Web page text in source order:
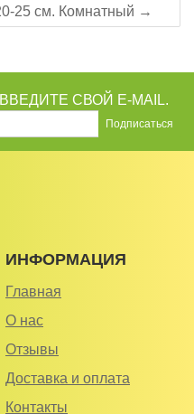
25 см. Комнатный →
СВОЙ E-MAIL.
ИНФОРМАЦИЯ
Главная
О нас
Отзывы
Доставка и оплата
Контакты